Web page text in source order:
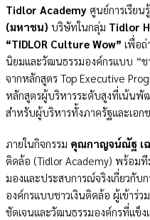
Tidlor Academy ศูนย์การเรียน
(มหาชน) บริษัทในกลุ่ม Tidlor
“TIDLOR Culture Wow” เพื่อถ่
นิยมและวัฒนธรรมองค์กรแบบ “ช
จากหลักสูตร Top Executive
หลักสูตรผู้บริหารระดับสูงที่เน้น
สำหรับผู้บริหารทั้งภาครัฐและเอก
ภายในกิจกรรม คุณกาญจน์ณัฐ เ
ติดล้อ (Tidlor Academy) พร้อม
มองและประสบการณ์จริงเกี่ยวกับ
องค์กรแบบชาวเงินติดล้อ ผู้เข้าร่ว
ชัดเจนและวัฒนธรรมองค์กรที่แข็ง